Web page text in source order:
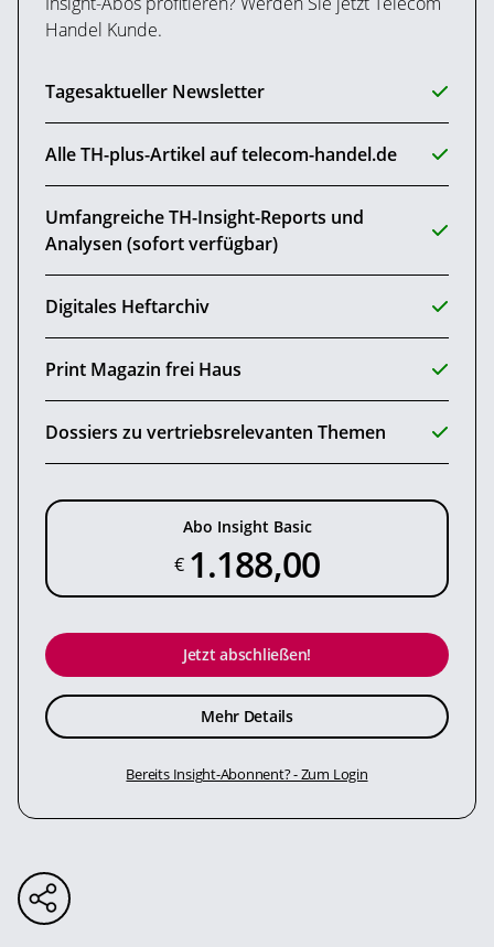
Handel Kunde.
Tagesaktueller Newsletter
Alle TH-plus-Artikel auf telecom-handel.de
Umfangreiche TH-Insight-Reports und
Analysen (sofort verfügbar)
Digitales Heftarchiv
Print Magazin frei Haus
Dossiers zu vertriebsrelevanten Themen
Abo Insight Basic
€ 1.188,00
Jetzt abschließen!
Mehr Details
Bereits Insight-Abonnent? - Zum Login